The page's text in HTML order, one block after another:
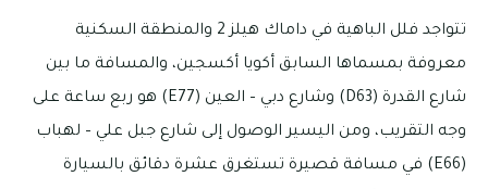
تتواجد فلل الباهية في داماك هيلز 2 والمنطقة السكنية
معروفة بمسماها السابق أكويا أكسجين، والمسافة ما بين
شارع القدرة (D63) وشارع دبي – العين (E77) هو ربع ساعة على
وجه التقريب، ومن اليسير الوصول إلى شارع جبل علي – لهباب
(E66) في مسافة قصيرة تستغرق عشرة دقائق بالسيارة